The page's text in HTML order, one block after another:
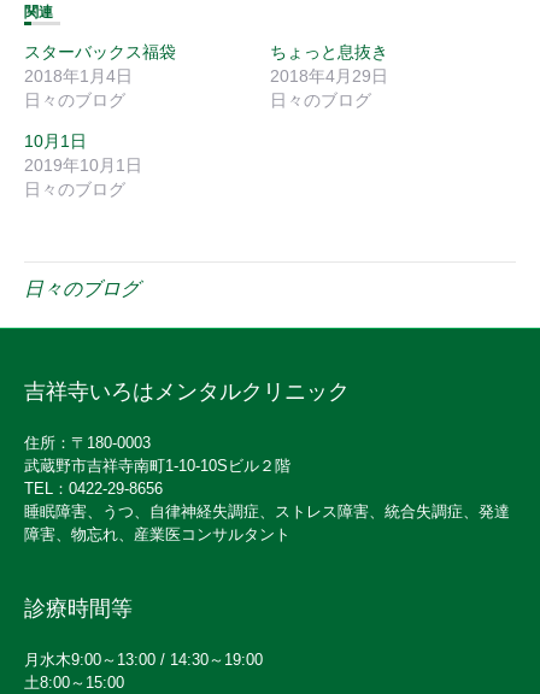
関連
スターバックス福袋
2018年1月4日
日々のブログ
ちょっと息抜き
2018年4月29日
日々のブログ
10月1日
2019年10月1日
日々のブログ
日々のブログ
吉祥寺いろはメンタルクリニック
住所：〒180-0003
武蔵野市吉祥寺南町1-10-10Sビル２階
TEL：0422-29-8656
睡眠障害、うつ、自律神経失調症、ストレス障害、統合失調症、発達
障害、物忘れ、産業医コンサルタント
診療時間等
月水木9:00～13:00 / 14:30～19:00
土8:00～15:00